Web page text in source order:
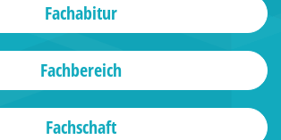
Fachabitur
Fachbereich
Fachschaft